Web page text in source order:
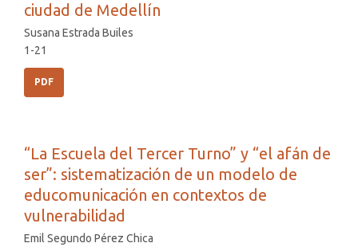
ciudad de Medellín
Susana Estrada Builes
1-21
PDF
“La Escuela del Tercer Turno” y “el afán de
ser”: sistematización de un modelo de
educomunicación en contextos de
vulnerabilidad
Emil Segundo Pérez Chica